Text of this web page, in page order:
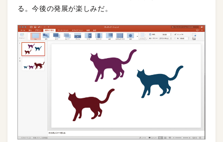
る。今後の発展が楽しみだ。